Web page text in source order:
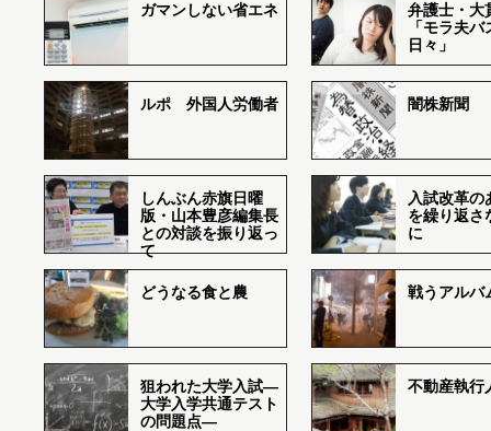
ガマンしない省エネ
弁護士・大
「モラ夫
日々」
ルポ 外国人労働者 闇株新聞
しんぶん赤旗日曜
版・山本豊彦編集長
との対談を振り返っ
て
入試改革の
を繰り返さ
に
どうなる食と農 戦うアルバ
狙われた大学入試―
大学入学共通テスト
の問題点―
不動産執行